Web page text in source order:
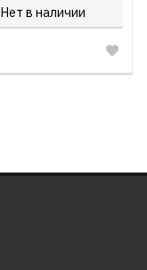
Нет в наличии